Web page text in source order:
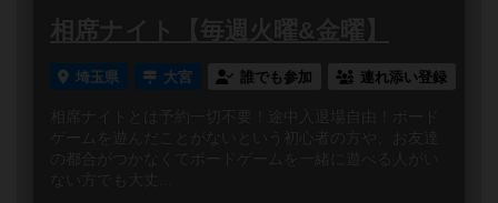
相席ナイト【毎週火曜&金曜】
埼玉県 大宮 誰でも参加 連れ添い登録
相席ナイトとは予約一切不要！途中入退場自由！ボード
ゲームを遊んだことがないという初心者の方や、お友達
の都合がつかなくてボードゲームを一緒に遊べる人がい
ない方でも大丈...